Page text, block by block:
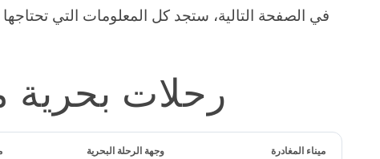
في الصفحة التالية، ستجد كل المعلومات التي
رحلات بحرية
ميناء المغادرة وجهة الرحلة البحرية